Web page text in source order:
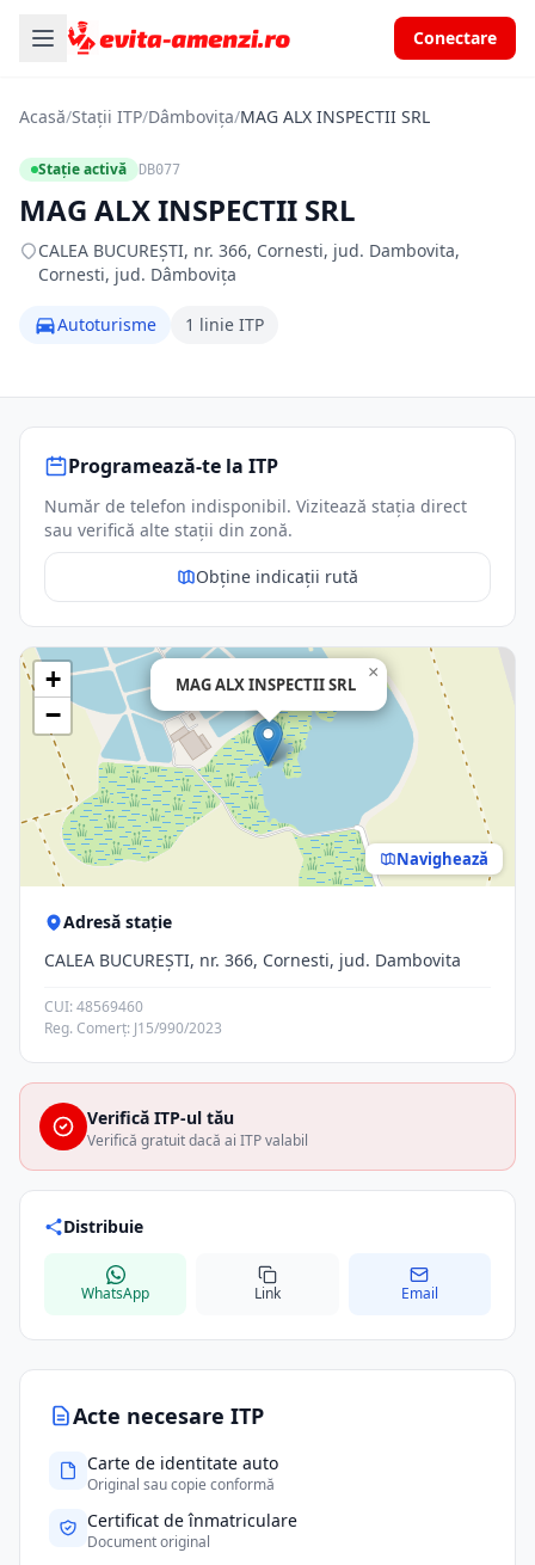
Conectare
Acasă/Stații ITP/Dâmbovița/MAG ALX INSPECTII SRL
Stație activă DB077
MAG ALX INSPECTII SRL
CALEA BUCUREȘTI, nr. 366, Cornesti, jud. Dambovita,
Cornesti, jud. Dâmbovița
Autoturisme 1 linie ITP
Acte necesare ITP
Carte de identitate auto
Original sau copie conformă
Certificat de înmatriculare
Document original
Programează-te la ITP
Număr de telefon indisponibil. Vizitează stația direct
sau verifică alte stații din zonă.
Obține indicații rută
MAG ALX INSPECTII SRL
×
+
−
Navighează
Adresă stație
CALEA BUCUREȘTI, nr. 366, Cornesti, jud. Dambovita
CUI: 48569460
Reg. Comerț: J15/990/2023
Verifică ITP-ul tău
Verifică gratuit dacă ai ITP valabil
Distribuie
WhatsApp Link Email